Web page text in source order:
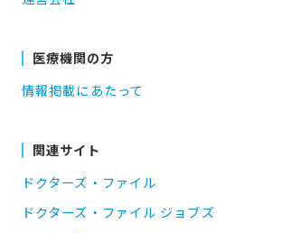
医療機関の方
情報掲載にあたって
関連サイト
ドクターズ・ファイル
ドクターズ・ファイル ジョブズ